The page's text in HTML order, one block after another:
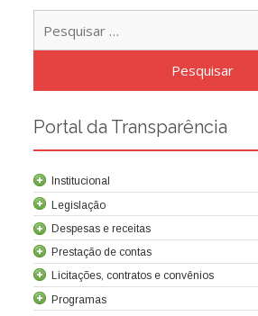
Portal da Transparência
Institucional
Legislação
Leis relacionadas
Despesas e receitas
Prestação de contas
Licitações, contratos e convênios
Programas